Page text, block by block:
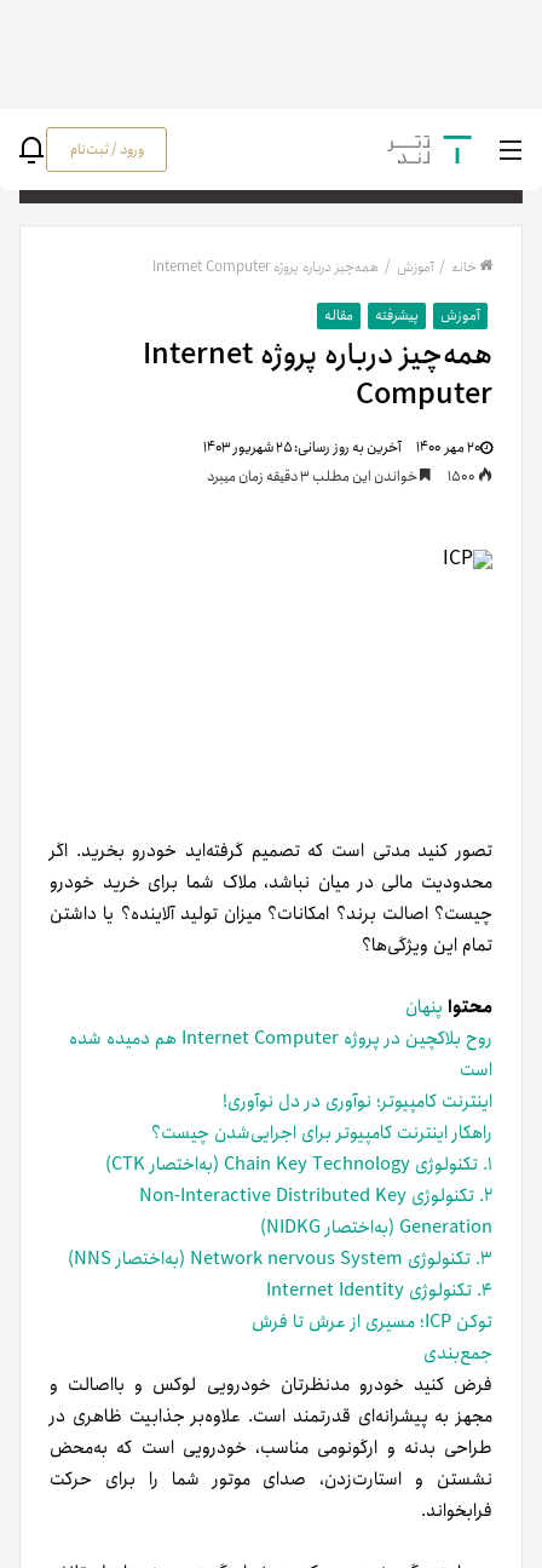
ورود / ثبت‌نام
خانه / آموزش / همه‌چیز درباره پروژه Internet Computer
آموزش پیشرفته مقاله
همه‌چیز درباره پروژه Internet
Computer
۲۰ مهر ۱۴۰۰ آخرین به روز رسانی:۲۵ شهریور ۱۴۰۳
خواندن این مطلب 3 دقیقه زمان میبرد
تصور کنید مدتی است که تصمیم گرفته‌اید خودرو بخرید. اگر
محدودیت مالی در میان نباشد، ملاک شما برای خرید خودرو
چیست؟ اصالت برند؟ امکانات؟ میزان تولید آلاینده؟ یا داشتن
تمام این ویژگی‌ها؟
محتوا پنهان
روح بلاکچین در پروژه Internet Computer هم دمیده شده
است
اینترنت کامپیوتر؛ نوآوری در دل نوآوری!
راهکار اینترنت کامپیوتر برای اجرایی‌شدن چیست؟
۱. تکنولوژی Chain Key Technology (به‌اختصار CTK)
۲. تکنولوژی Non-Interactive Distributed Key
Generation (به‌اختصار NIDKG)
۳. تکنولوژی Network nervous System (به‌اختصار NNS)
۴. تکنولوژی Internet Identity
توکن ICP؛ مسیری از عرش تا فرش
جمع‌بندی
فرض کنید خودرو مدنظرتان خودرویی لوکس و بااصالت و
مجهز به پیشرانه‌ای قدرتمند است. علاوه‌بر جذابیت ظاهری در
طراحی بدنه و ارگونومی مناسب، خودرویی است که به‌محض
نشستن و استارت‌زدن، صدای موتور شما را برای حرکت
فرابخواند.